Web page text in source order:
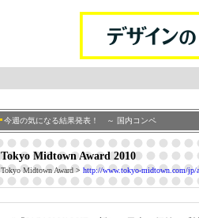
今週の気になる結果発表！ ～ 国内コンペ
Tokyo Midtown Award 2010
Tokyo Midtown Award > http://www.tokyo-midtown.com/jp/